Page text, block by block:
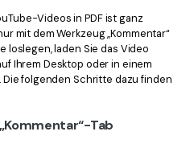
Videos in PDF ist ganz
mit dem Werkzeug „Kommentar“
loslegen, laden Sie das Video
Ihrem Desktop oder in einem
folgenden Schritte dazu finden
Tab